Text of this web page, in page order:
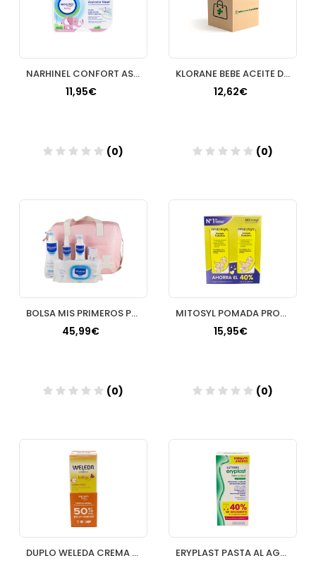
NARHINEL CONFORT ASPIRADOR NASAL 1 U +2 RECAMBI
11,95€
(0)
KLORANE BEBE ACEITE DE MASAJE A LA CALENDULA 10
12,62€
(0)
BOLSA MIS PRIMEROS PRODUCTOS PACK
45,99€
(0)
MITOSYL POMADA PROTECTORA 65 G 2 TUBOS
15,95€
(0)
DUPLO WELEDA CREMA PAÑAL ERYPLAST PASTA AL AGUA 75 G 2 U